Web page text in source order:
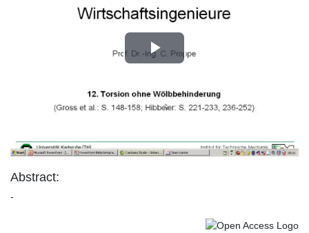
Play
Video
Abstract:
-